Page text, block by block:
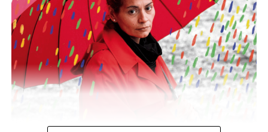
Descargar la Mu en PDF